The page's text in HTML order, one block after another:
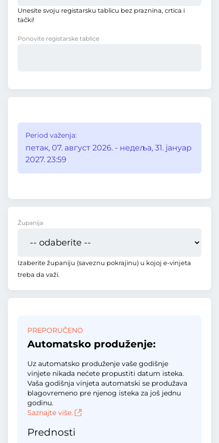
Unesite svoju registarsku tablicu bez praznina, crtica i
tački!
Ponovite registarske tablice
Period važenja:
петак, 07. август 2026. - недеља, 31. јануар
2027. 23:59
Županija
Izaberite županiju (saveznu pokrajinu) u kojoj e-vinjeta
treba da važi.
PREPORUČENO
Automatsko produženje:
Uz automatsko produženje vaše godišnje
vinjete nikada nećete propustiti datum isteka.
Vaša godišnja vinjeta automatski se produžava
blagovremeno pre njenog isteka za još jednu
godinu.
Saznajte više.
Prednosti